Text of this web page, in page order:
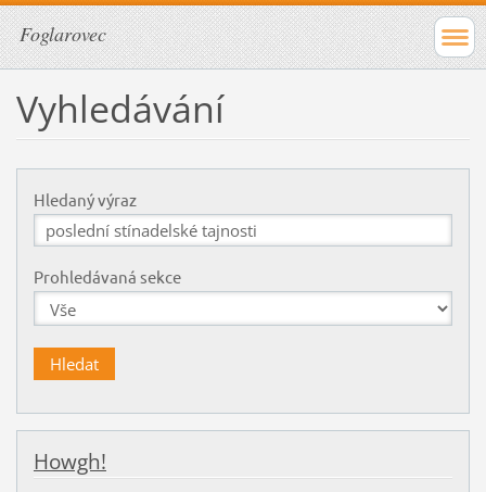
Foglarovec
Vyhledávání
Hledaný výraz
Prohledávaná sekce
Howgh!